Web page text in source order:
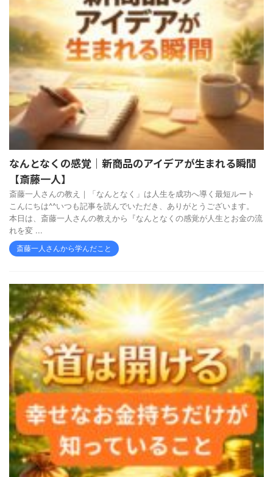
なんとなくの感覚｜新商品のアイデアが生まれる瞬間
【斎藤一人】
斎藤一人さんの教え｜「なんとなく」は人生を成功へ導く最短ルート
こんにちは^^いつも記事を読んでいただき、ありがとうございます。
本日は、斎藤一人さんの教えから『なんとなくの感覚が人生とお金の流
れを変 ...
斎藤一人さんから学んだこと